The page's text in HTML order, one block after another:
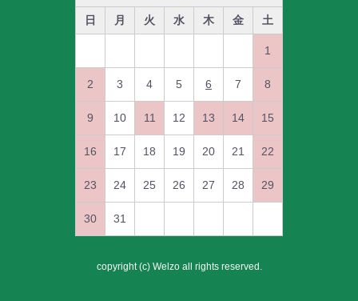
日 月 火 水 木 金 土
1
2 3 4 5 6 7 8
9 10 11 12 13 14 15
16 17 18 19 20 21 22
23 24 25 26 27 28 29
30 31
copyright (c) Welzo all rights reserved.